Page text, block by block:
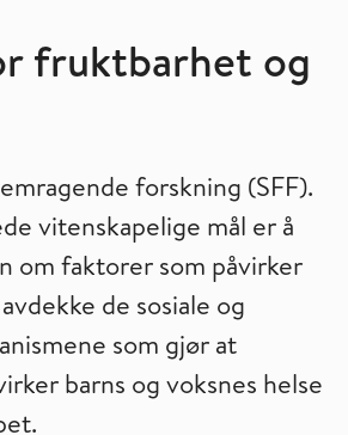
fruktbarhet og
forskning (SFF).
vitenskapelige mål er å
om faktorer som påvirker
de sosiale og
som gjør at
barns og voksnes helse